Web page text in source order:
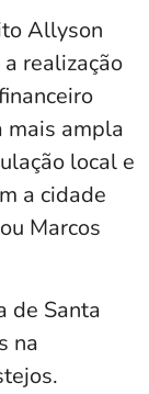
Allyson
realização
mais ampla
local e
a cidade
Marcos
de Santa
na